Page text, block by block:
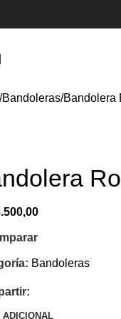
Bandoleras Bandolera
Bandoleras
ADICIONAL